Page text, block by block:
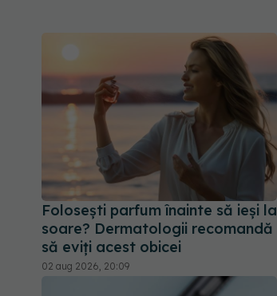
Folosești parfum înainte să ieși la
soare? Dermatologii recomandă
să eviți acest obicei
02 aug 2026, 20:09